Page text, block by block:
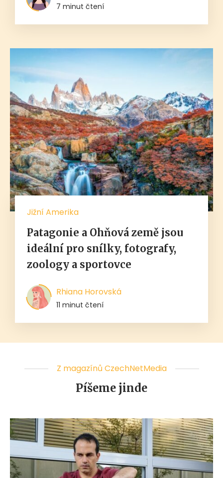
7 minut čtení
Jižní Amerika
Patagonie a Ohňová země jsou
ideální pro snílky, fotografy,
zoology a sportovce
Rhiana Horovská
11 minut čtení
Z magazínů CzechNetMedia
Píšeme jinde